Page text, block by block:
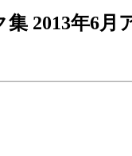
2013年6月